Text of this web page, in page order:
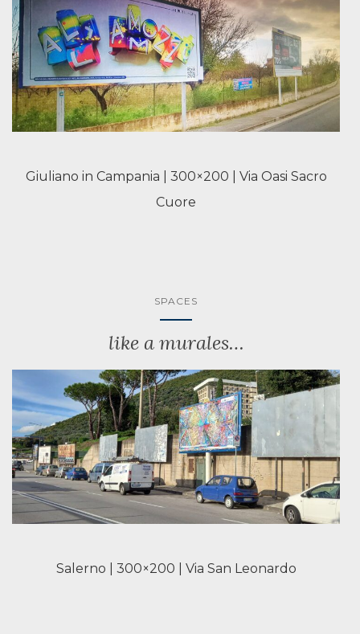
Giuliano in Campania | 300×200 | Via Oasi Sacro
Cuore
SPACES
like a murales…
Salerno | 300×200 | Via San Leonardo